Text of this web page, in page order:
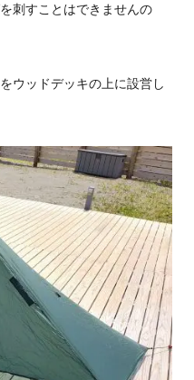
刺すことはできませんの
ウッドデッキの上に設営し